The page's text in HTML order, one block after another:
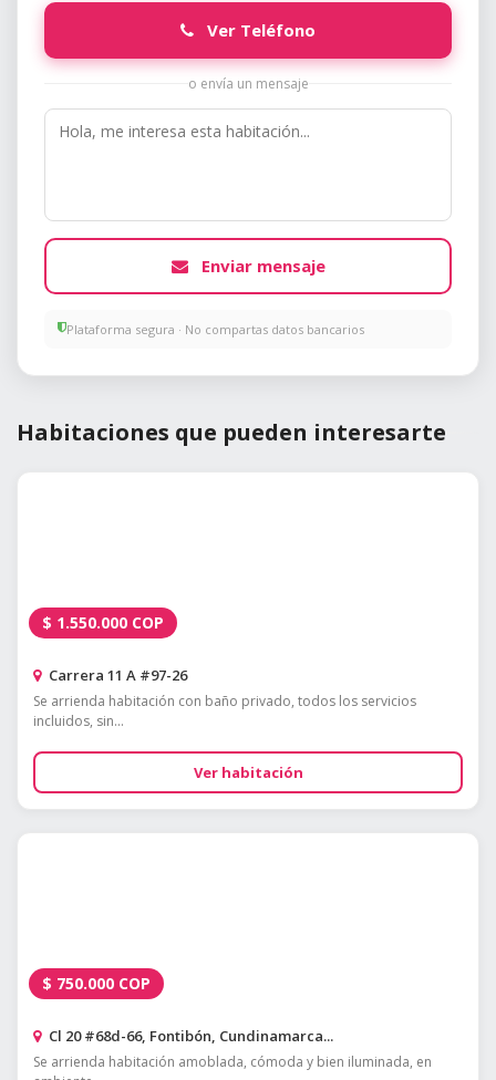
Ver Teléfono
o envía un mensaje
Enviar mensaje
Plataforma segura · No compartas datos bancarios
Habitaciones que pueden interesarte
$ 1.550.000 COP
Carrera 11 A #97-26
Se arrienda habitación con baño privado, todos los servicios
incluidos, sin...
Ver habitación
$ 750.000 COP
Cl 20 #68d-66, Fontibón, Cundinamarca...
Se arrienda habitación amoblada, cómoda y bien iluminada, en